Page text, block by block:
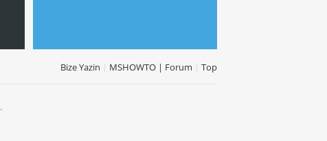
Bize Yazin | MSHOWTO | Forum | Top
.